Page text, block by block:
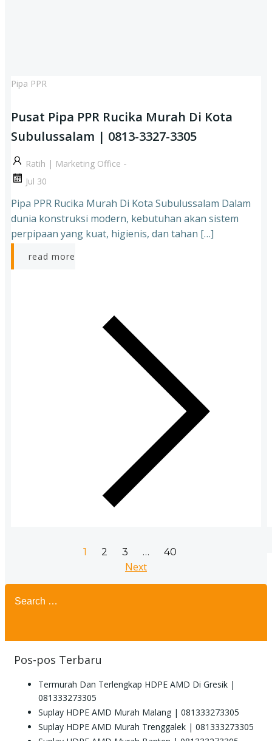
Pipa PPR
Pusat Pipa PPR Rucika Murah Di Kota
Subulussalam | 0813-3327-3305
Ratih | Marketing Office -
Jul 30
Pipa PPR Rucika Murah Di Kota Subulussalam Dalam
dunia konstruksi modern, kebutuhan akan sistem
perpipaan yang kuat, higienis, dan tahan […]
read more
navigation
Page
1 Page
2 Page
3 … Page
40
navigation
Next
Search
for:
Pos-pos Terbaru
Termurah Dan Terlengkap HDPE AMD Di Gresik |
081333273305
Suplay HDPE AMD Murah Malang | 081333273305
Suplay HDPE AMD Murah Trenggalek | 081333273305